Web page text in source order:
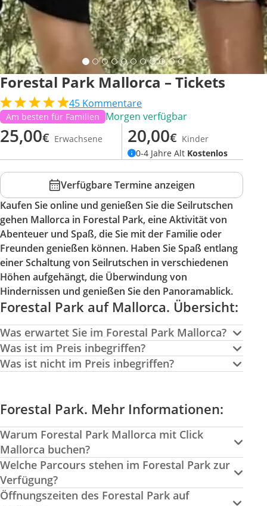
Forestal Park Mallorca – Tickets
45 Kommentare
Am besten für Familien Morgen verfügbar
25,00€ Erwachsene 20,00€ Kinder
0-4 Jahre Alt Kostenlos
Verfügbare Termine anzeigen
Kaufen Sie online und genießen Sie die Seilrutschen
gehen Mallorca in Forestal Park, eine Aktivität von
Abenteuer und Spaß, die Sie mit der Familie oder
Freunden genießen können. Haben Sie Spaß entlang
einer Schaltung von Seilrutschen in verschiedenen
Höhen aufgehängt, die Überwindung von
Hindernissen und genießen Sie den Panoramablick.
Forestal Park auf Mallorca. Übersicht:
Was erwartet Sie im Forestal Park Mallorca?
Was ist im Preis inbegriffen?
Was ist nicht im Preis inbegriffen?
Forestal Park. Mehr Informationen:
Warum Forestal Park Mallorca mit Click
Mallorca buchen?
Welche Parcours stehen im Forestal Park zur
Verfügung?
Öffnungszeiten des Forestal Park auf